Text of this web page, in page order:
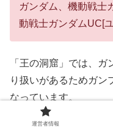
ガンダム、機動戦士
動戦士ガンダムUC[
「王の洞窟」では、ガ
り扱いがあるためガン
なっています。
運営者情報